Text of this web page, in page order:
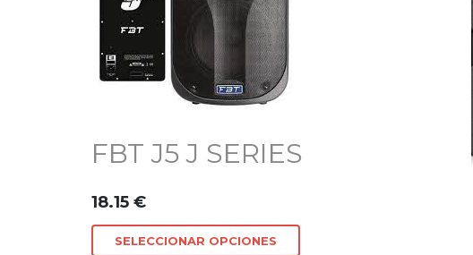
FBT J5 J SERIES
18.15 €
SELECCIONAR OPCIONES